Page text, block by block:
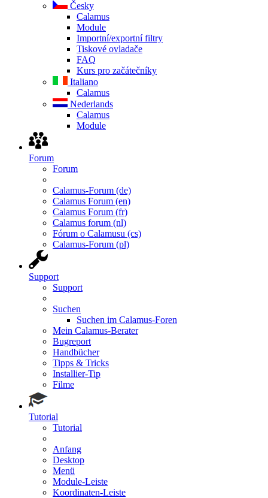
Česky
Calamus
Module
Importní/exportní filtry
Tiskové ovladače
FAQ
Kurs pro začátečníky
Italiano
Calamus
Nederlands
Calamus
Module
Forum
Forum
Calamus-Forum (de)
Calamus Forum (en)
Calamus Forum (fr)
Calamus forum (nl)
Fórum o Calamusu (cs)
Calamus-Forum (pl)
Support
Support
Suchen
Suchen im Calamus-Foren
Mein Calamus-Berater
Bugreport
Handbücher
Tipps & Tricks
Installier-Tip
Filme
Tutorial
Tutorial
Anfang
Desktop
Menü
Module-Leiste
Koordinaten-Leiste